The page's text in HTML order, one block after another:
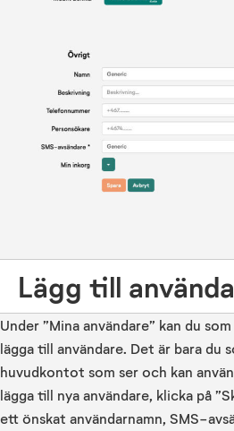
Lägg till
Under ”Mina användare” kan du
lägga till användare. Det är bara du
huvudkontot som ser och kan
lägga till nya användare, klicka på
ett önskat användarnamn, SMS-